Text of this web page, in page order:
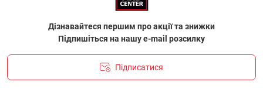
Дізнавайтеся першим про акції та знижки
Підпишіться на нашу e-mail розсилку
Підписатися